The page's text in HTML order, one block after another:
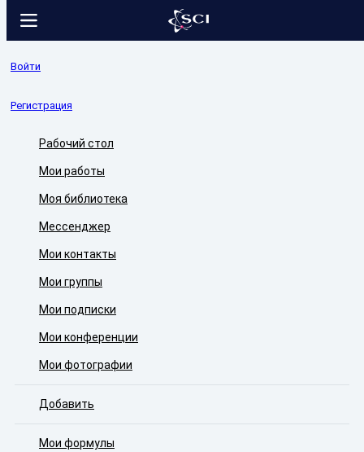
Войти
Регистрация
Рабочий стол
Мои работы
Моя библиотека
Мессенджер
Мои контакты
Мои группы
Мои подписки
Мои конференции
Мои фотографии
Добавить
Мои формулы